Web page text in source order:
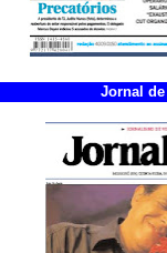
Jornal de